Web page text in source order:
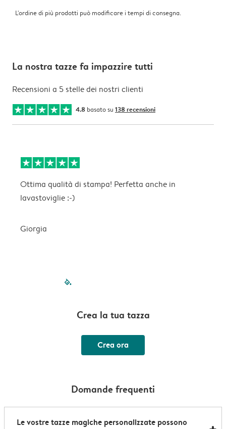
L'ordine di più prodotti può modificare i tempi di consegna.
La nostra tazze fa impazzire tutti
Recensioni a 5 stelle dei nostri clienti
4.8 basato su 138 recensioni
Ottima qualità di stampa! Perfetta anche in
lavastoviglie :-)
Giorgia
filled-pagination
Crea la tua tazza
Crea ora
Domande frequenti
Le vostre tazze magiche personalizzate possono